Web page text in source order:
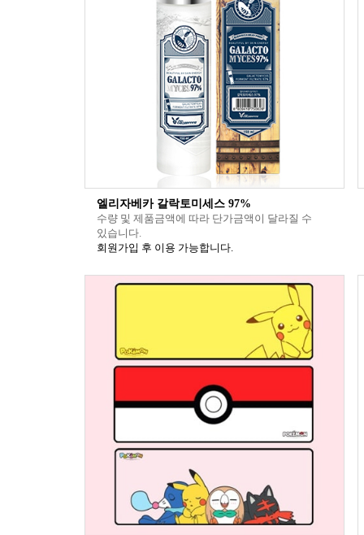
엘리자베카 갈락토미세스 97%
수량 및 제품금액에 따라 단가금액이 달라질 수
있습니다.
회원가입 후 이용 가능합니다.